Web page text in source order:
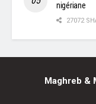
nigériane
27072
Maghreb &